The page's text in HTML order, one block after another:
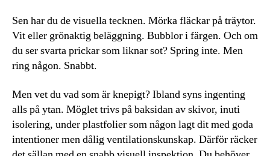
Sen har du de visuella tecknen. Mörka fläckar på träytor.
Vit eller grönaktig beläggning. Bubblor i färgen. Och om
du ser svarta prickar som liknar sot? Spring inte. Men
ring någon. Snabbt.
Men vet du vad som är knepigt? Ibland syns ingenting
alls på ytan. Möglet trivs på baksidan av skivor, inuti
isolering, under plastfolier som någon lagt dit med goda
intentioner men dålig ventilationskunskap. Därför räcker